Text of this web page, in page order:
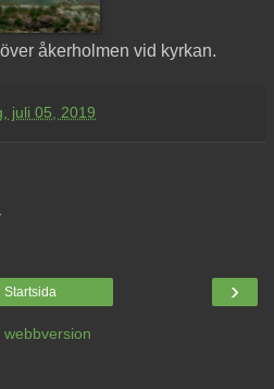
åkerholmen vid kyrkan.
juli 05, 2019
›
Startsida
webbversion